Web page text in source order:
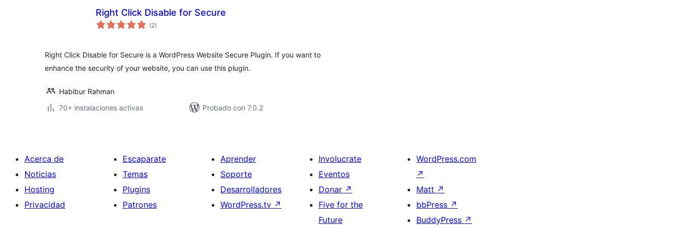
Right Click Disable for Secure
(2total
de
)
Right Click Disable for Secure is a WordPress Website Secure Plugin. If you want to
enhance the security of your website, you can use this plugin.
Habibur Rahman
70+ instalaciones activas
Probado con 7.0.2
Acerca de
Noticias
Hosting
Privacidad
Escaparate
Temas
Plugins
Patrones
Aprender
Soporte
Desarrolladores
WordPress.tv ↗
Involucrate
Eventos
Donar ↗
Five for the
Future
WordPress.com
↗
Matt ↗
bbPress ↗
BuddyPress ↗